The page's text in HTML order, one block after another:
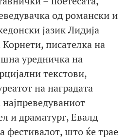
од романски и
јазик Лидија
писателка на
уредничка на
текстови,
на наградата
и драматург, Евалд
фестивалот, што ќе трае